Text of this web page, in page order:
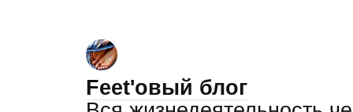
Feet'овый блог